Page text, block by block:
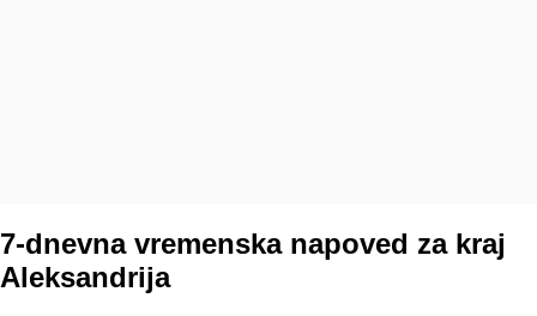
7-dnevna vremenska napoved za kraj
Aleksandrija